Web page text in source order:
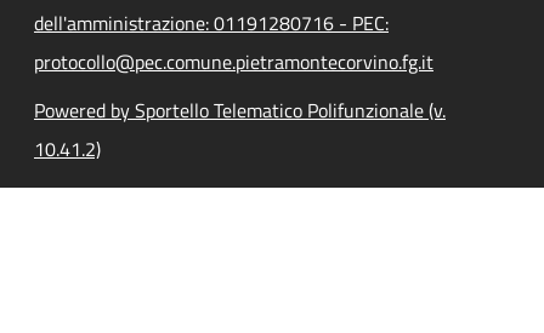
dell'amministrazione: 01191280716 - PEC:
protocollo@pec.comune.pietramontecorvino.fg.it
Powered by Sportello Telematico Polifunzionale (v.
10.41.2)